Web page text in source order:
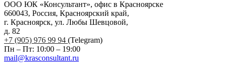
ООО ЮК «Консультант», офис в Красноярске
660043, Россия, Красноярский край,
г. Красноярск, ул. Любы Шевцовой,
д. 82
+7 (905) 976 99 94 (Telegram)
Пн – Пт: 10:00 – 19:00
mail@krasconsultant.ru